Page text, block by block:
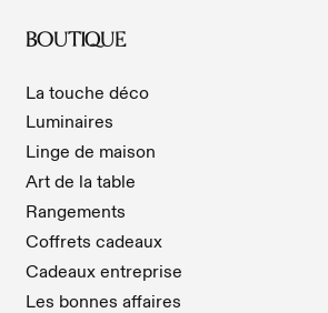
BOUTIQUE
La touche déco
Luminaires
Linge de maison
Art de la table
Rangements
Coffrets cadeaux
Cadeaux entreprise
Les bonnes affaires